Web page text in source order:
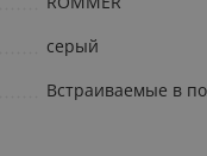
серый
Встраиваемые в